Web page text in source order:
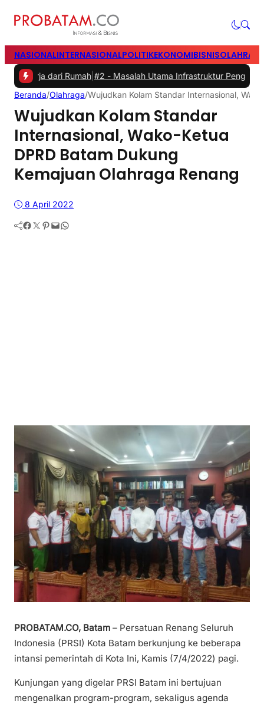
NASIONALINTERNASIONALPOLITIKEKONOMIBISNIS
Rumah |#2 -Masalah Utama Infrastruktur Pengisian Daya
Beranda/Olahraga/Wujudkan Kolam Standar Internasional,
Wujudkan Kolam Standar
Internasional, Wako-Ketua
DPRD Batam Dukung
Kemajuan Olahraga Renang
8 April 2022
Facebook Twitter Pinterest Mail WhatsApp
PROBATAM.CO, Batam – Persatuan Renang Seluruh
Indonesia (PRSI) Kota Batam berkunjung ke beberapa
intansi pemerintah di Kota Ini, Kamis (7/4/2022) pagi.
Kunjungan yang digelar PRSI Batam ini bertujuan
mengenalkan program-program, sekaligus agenda